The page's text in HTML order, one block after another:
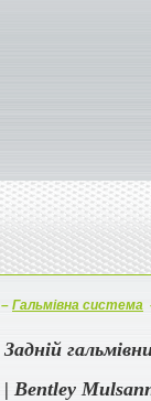
– Гальмівна система
Задній
| Bentley